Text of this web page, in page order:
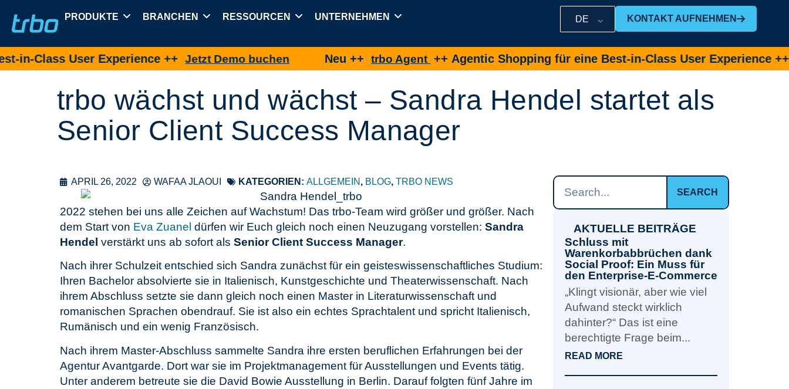
PRODUKTE BRANCHEN RESSOURCEN UNTERNEHMEN DE KONTAKT AUFNEHMEN
User Experience ++Jetzt Demo buchen Neu ++trbo Agent++ Agentic Shopping für eine Best-in-Class User Experience ++
trbo wächst und wächst – Sandra Hendel startet als
Senior Client Success Manager
APRIL 26, 2022 WAFAA JLAOUI KATEGORIEN: ALLGEMEIN , BLOG, TRBO NEWS
2022 stehen bei uns alle Zeichen auf Wachstum! Das trbo-Team wird größer und größer. Nach
dem Start von Eva Zuanel dürfen wir Euch gleich noch einen Neuzugang vorstellen: Sandra
Hendel verstärkt uns ab sofort als Senior Client Success Manager.
Nach ihrer Schulzeit entschied sich Sandra zunächst für ein geisteswissenschaftliches Studium:
Ihren Bachelor absolvierte sie in Italienisch, Kunstgeschichte und Theaterwissenschaft. Nach
ihrem Abschluss setzte sie dann gleich noch einen Master in Literaturwissenschaft und
romanischen Sprachen obendrauf. Sie ist also ein echtes Sprachtalent und spricht Italienisch,
Rumänisch und ein wenig Französisch.
Nach ihrem Master-Abschluss sammelte Sandra ihre ersten beruflichen Erfahrungen bei der
Agentur Avantgarde. Dort war sie im Projektmanagement für Ausstellungen und Events tätig.
Unter anderem betreute sie die David Bowie Ausstellung in Berlin. Darauf folgten fünf Jahre im
SEARCH
AKTUELLE BEITRÄGE
Schluss mit
Warenkorbabbrüchen dank
Social Proof: Ein Muss für
den Enterprise-E-Commerce
„Klingt visionär, aber wie viel
Aufwand steckt wirklich
dahinter?“ Das ist eine
berechtigte Frage beim...
READ MORE